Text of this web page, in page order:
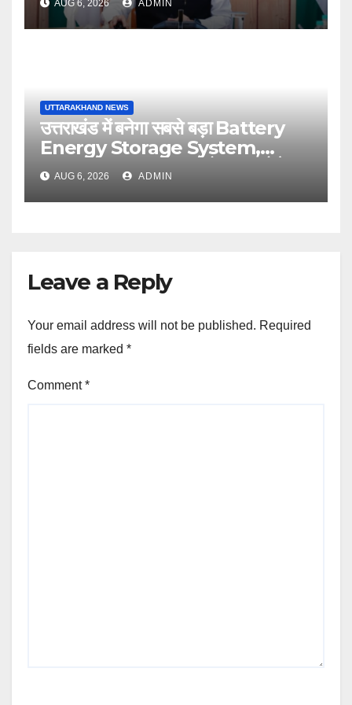
AUG 6, 2026 ADMIN
UTTARAKHAND NEWS
उत्तराखंड में बनेगा सबसे बड़ा Battery
Energy Storage System,
UJVNL लगाएगा 352 करोड़ का प्रोजेक्ट
AUG 6, 2026 ADMIN
Leave a Reply
Your email address will not be published. Required
fields are marked *
Comment*